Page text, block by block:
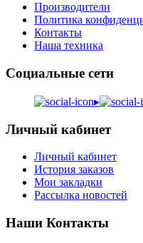
Производители
Политика
Контакты
Наша техника
Социальные сети
▸
Личный кабинет
Личный кабинет
История заказов
Мои закладки
Рассылка новостей
Наши Контакты